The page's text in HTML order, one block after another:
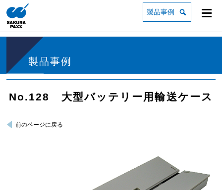
製品事例
製品事例
No.128 大型バッテリー用輸送ケース
前のページに戻る